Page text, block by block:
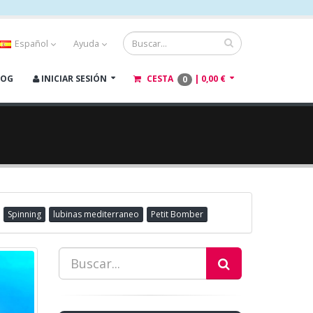
Español Ayuda
INICIAR SESIÓN CESTA 0 | 0,00 €
Spinning lubinas mediterraneo Petit Bomber